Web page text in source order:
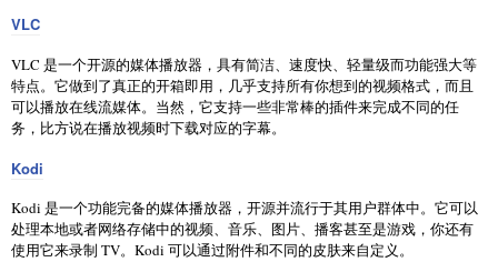
VLC
VLC 是一个开源的媒体播放器，具有简洁、速度快、轻量级而功能强大等
特点。它做到了真正的开箱即用，几乎支持所有你想到的视频格式，而且
可以播放在线流媒体。当然，它支持一些非常棒的插件来完成不同的任
务，比方说在播放视频时下载对应的字幕。
Kodi
Kodi 是一个功能完备的媒体播放器，开源并流行于其用户群体中。它可以
处理本地或者网络存储中的视频、音乐、图片、播客甚至是游戏，你还有
使用它来录制 TV。Kodi 可以通过附件和不同的皮肤来自定义。